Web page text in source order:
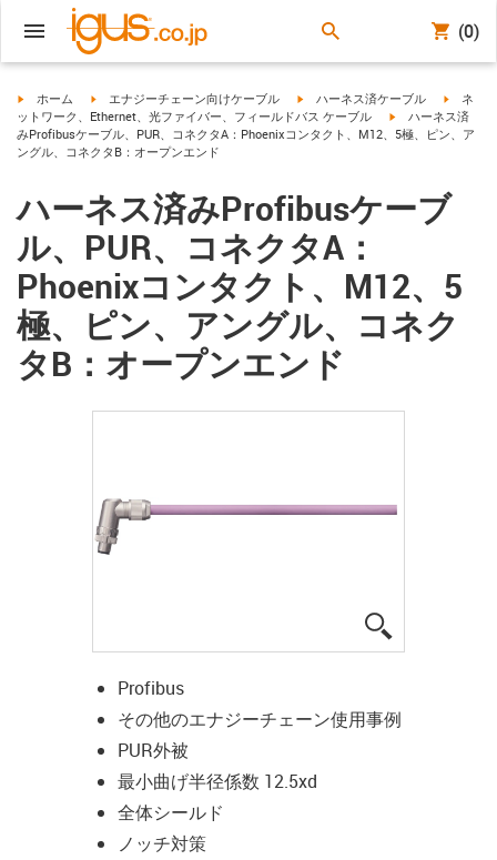
(0)
igus-icon-arrow-right
ホーム igus-icon-arrow-right
エナジーチェーン向けケーブル igus-icon-arrow-right
ハーネス済ケーブル igus-
ネ
ットワーク、Ethernet、光ファイバー、フィールドバス ケーブル
igus-icon-arrow-
ハーネス済
みProfibusケーブル、PUR、コネクタA：Phoenixコンタクト、M12、5極、ピン、ア
ングル、コネクタB：オープンエンド
ハーネス済みProfibusケーブ
ル、PUR、コネクタA：
Phoenixコンタクト、M12、5
極、ピン、アングル、コネク
タB：オープンエンド
Profibus
その他のエナジーチェーン使用事例
PUR外被
最小曲げ半径係数 12.5xd
全体シールド
ノッチ対策